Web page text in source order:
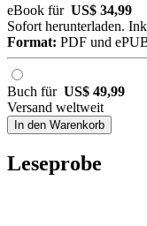
eBook für US$ 34,99
Sofort herunterladen.
Format: PDF und
Buch für US$ 49,99
Versand weltweit
In den Warenkorb
Leseprobe